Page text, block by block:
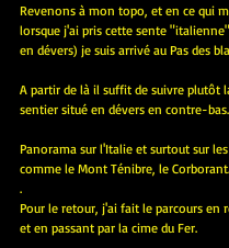
Revenons à mon topo, et en ce qui
lorsque j'ai pris cette sente
en dévers) je suis arrivé au Pas des
A partir de là il suffit de suivre plutôt
sentier situé en dévers en contre-bas.
Panorama sur l'Italie et surtout sur
comme le Mont Ténibre, le
.
Pour le retour, j'ai fait le parcours en
et en passant par la cime du Fer.